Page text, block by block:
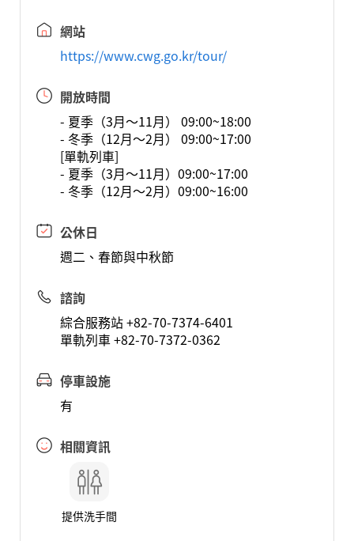
網站
https://www.cwg.go.kr/tour/
開放時間
- 夏季（3月～11月） 09:00~18:00
- 冬季（12月～2月） 09:00~17:00
[單軌列車]
- 夏季（3月～11月）09:00~17:00
- 冬季（12月～2月）09:00~16:00
公休日
週二、春節與中秋節
諮詢
綜合服務站 +82-70-7374-6401
單軌列車 +82-70-7372-0362
停車設施
有
相關資訊
提供洗手間